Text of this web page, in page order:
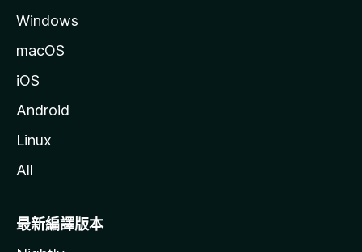
Windows
macOS
iOS
Android
Linux
All
最新編譯版本